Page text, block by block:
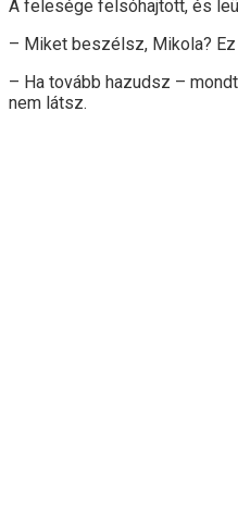
A felesége felsóhajtott, és
– Miket beszélsz, Mikola?
– Ha tovább hazudsz –
nem látsz.